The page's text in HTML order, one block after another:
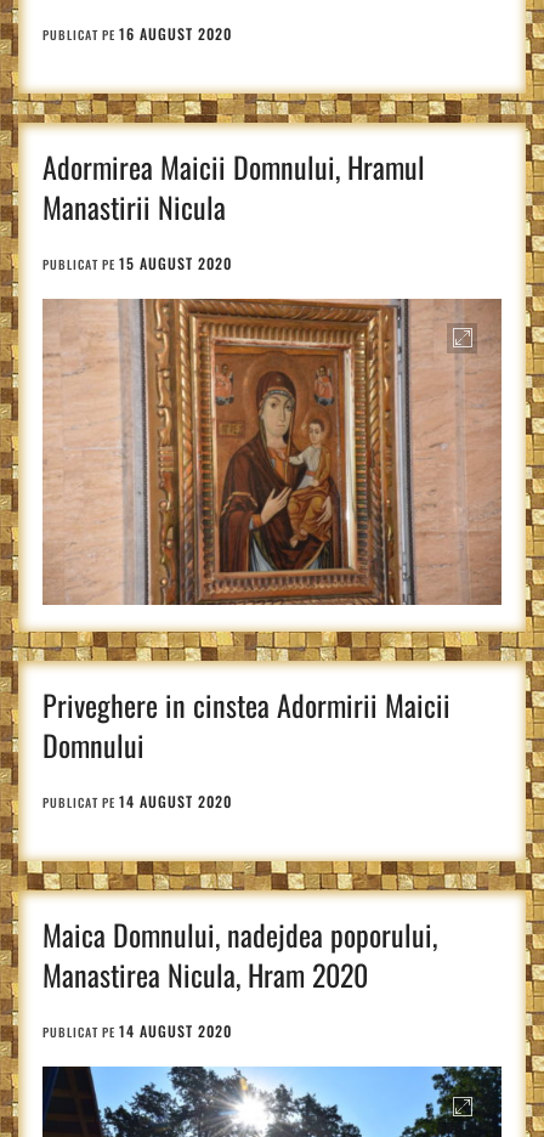
PUBLICAT PE 16 AUGUST 2020
Adormirea Maicii Domnului, Hramul
Manastirii Nicula
PUBLICAT PE 15 AUGUST 2020
Priveghere in cinstea Adormirii Maicii
Domnului
PUBLICAT PE 14 AUGUST 2020
Maica Domnului, nadejdea poporului,
Manastirea Nicula, Hram 2020
PUBLICAT PE 14 AUGUST 2020